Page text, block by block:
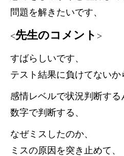
問題を解きたいです、
<先生のコメント >
すばらしいです、
テスト結果に負けてないか
感情レベルで状況判断する
数字で判断する、
なぜミスしたのか、
ミスの原因を突き止めて、